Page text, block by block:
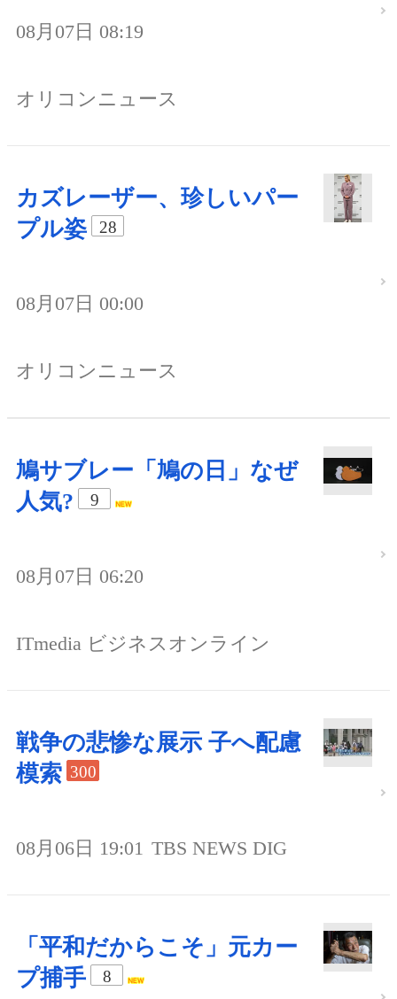
08月07日 08:19
オリコンニュース
カズレーザー、珍しいパー
プル姿
28
08月07日 00:00
オリコンニュース
鳩サブレー「鳩の日」なぜ
人気?
9
08月07日 06:20
ITmedia ビジネスオンライン
戦争の悲惨な展示 子へ配慮
模索 300
08月06日 19:01 TBS NEWS DIG
「平和だからこそ」元カー
プ捕手
8